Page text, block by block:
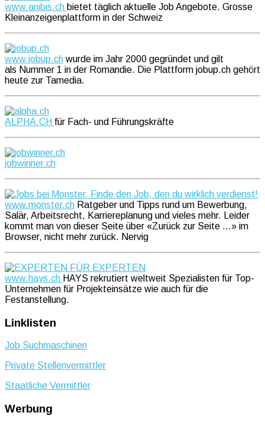
www.anibis.ch bietet täglich aktuelle Job Angebote. Grosse
Kleinanzeigenplattform in der Schweiz
www.jobup.ch wurde im Jahr 2000 gegründet und gilt
als Nummer 1 in der Romandie. Die Plattform jobup.ch gehört
heute zur Tamedia.
ALPHA.CH für Fach- und Führungskräfte
jobwinner.ch
www.monster.ch Ratgeber und Tipps rund um Bewerbung,
Salär, Arbeitsrecht, Karriereplanung und vieles mehr. Leider
kommt man von dieser Seite über «Zurück zur Seite …» im
Browser, nicht mehr zurück. Nervig
www.hays.ch HAYS rekrutiert weltweit Spezialisten für Top-
Unternehmen für Projekteinsätze wie auch für die
Festanstellung.
Linklisten
Job Suchmaschinen
Private Stellenvermittler
Staatliche Vermittler
Werbung